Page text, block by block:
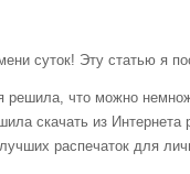
суток! Эту статью я
что можно
скачать из
распечаток для